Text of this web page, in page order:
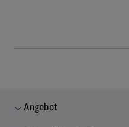
Angebot